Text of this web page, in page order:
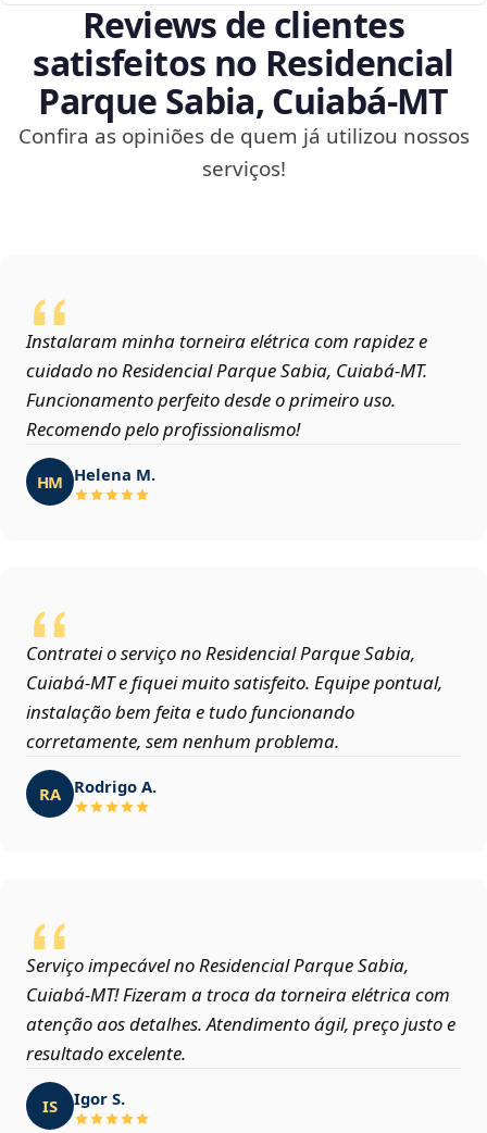
Reviews de clientes
satisfeitos no Residencial
Parque Sabia, Cuiabá‑MT
Confira as opiniões de quem já utilizou nossos
serviços!
Instalaram minha torneira elétrica com rapidez e
cuidado no Residencial Parque Sabia, Cuiabá‑MT.
Funcionamento perfeito desde o primeiro uso.
Recomendo pelo profissionalismo!
HM Helena M.
Contratei o serviço no Residencial Parque Sabia,
Cuiabá‑MT e fiquei muito satisfeito. Equipe pontual,
instalação bem feita e tudo funcionando
corretamente, sem nenhum problema.
RA Rodrigo A.
Serviço impecável no Residencial Parque Sabia,
Cuiabá‑MT! Fizeram a troca da torneira elétrica com
atenção aos detalhes. Atendimento ágil, preço justo e
resultado excelente.
IS Igor S.